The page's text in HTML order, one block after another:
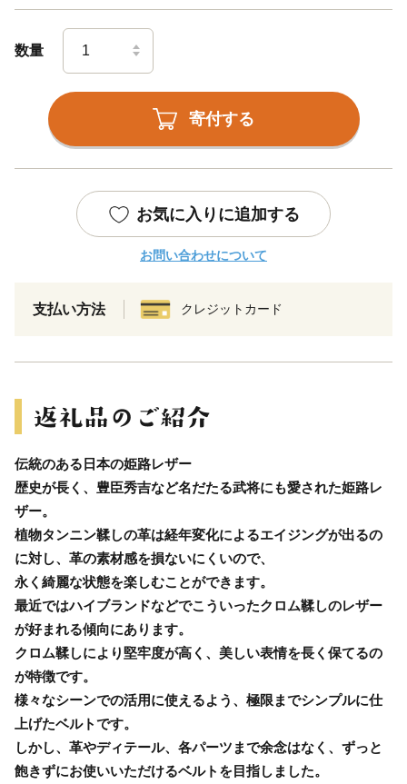
数量
寄付する
お気に入りに追加する
お問い合わせについて
支払い方法 クレジットカード
伝統のある日本の姫路レザー
歴史が長く、豊臣秀吉など名だたる武将にも愛された姫路レ
ザー。
植物タンニン鞣しの革は経年変化によるエイジングが出るの
に対し、革の素材感を損ないにくいので、
永く綺麗な状態を楽しむことができます。
最近ではハイブランドなどでこういったクロム鞣しのレザー
が好まれる傾向にあります。
クロム鞣しにより堅牢度が高く、美しい表情を長く保てるの
が特徴です。
様々なシーンでの活用に使えるよう、極限までシンプルに仕
上げたベルトです。
しかし、革やディテール、各パーツまで余念はなく、ずっと
飽きずにお使いいただけるベルトを目指しました。